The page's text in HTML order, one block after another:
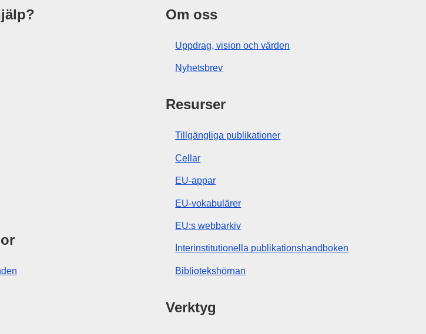
Om oss
Uppdrag, vision och värden
Nyhetsbrev
Resurser
Tillgängliga publikationer
Cellar
EU-appar
EU-vokabulärer
EU:s webbarkiv
Interinstitutionella publikationshandboken
Bibliotekshörnan
Verktyg